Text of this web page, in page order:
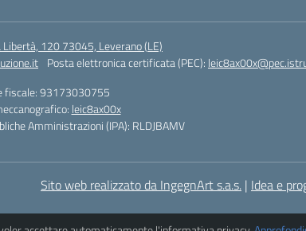
Libertà, 120 73045, Leverano (LE)
Posta elettronica certificata (PEC):
fiscale: 93173030755
leic8ax00x
Amministrazioni (IPA): RLDJBAMV
Sito web realizzato da IngegnArt s.a.s. | Idea e